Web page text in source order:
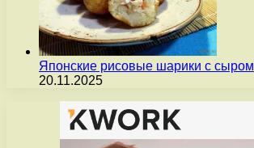
Японские рисовые шарики с сыром
20.11.2025